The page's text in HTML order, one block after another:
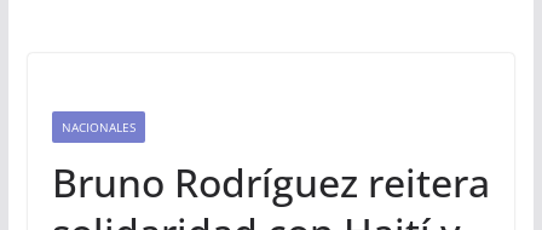
NACIONALES
Bruno Rodríguez reitera